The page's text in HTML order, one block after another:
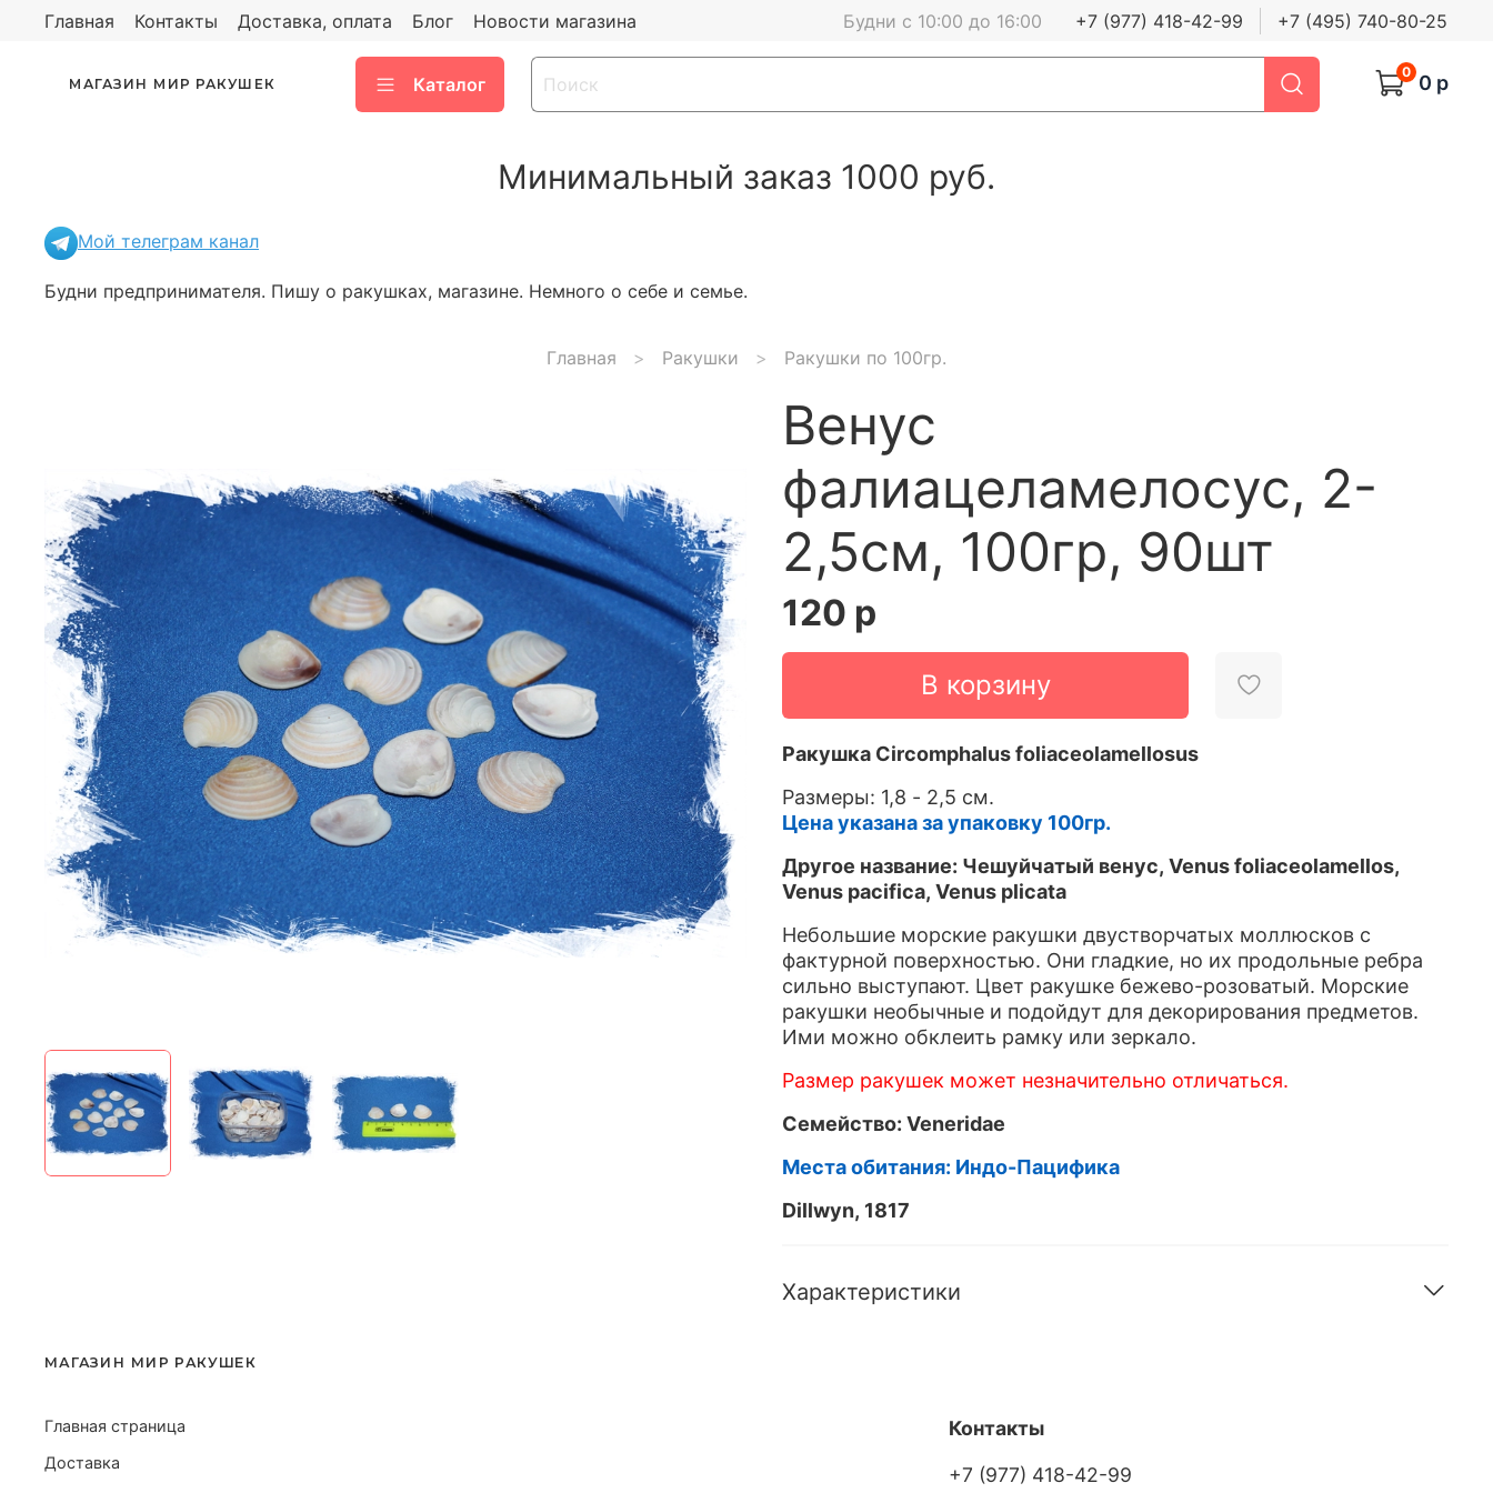
Главная Контакты Доставка, оплата Блог Новости магазина Будни с 10:00 до 16:00 +7 (977) 418-42-99 +7 (495) 740-80-25
МАГАЗИН МИР РАКУШЕК Каталог
0 0 р
Минимальный заказ 1000 руб.
Мой телеграм канал
Будни предпринимателя. Пишу о ракушках, магазине. Немного о себе и семье.
Главная Ракушки Ракушки по 100гр.
Венус
фалиацеламелосус, 2-
2,5см, 100гр, 90шт
120 р
В корзину
Ракушка Circomphalus foliaceolamellosus
Размеры: 1,8 - 2,5 см.
Цена указана за упаковку 100гр.
Другое название: Чешуйчатый венус, Venus foliaceolamellos,
Venus pacifica, Venus plicata
Небольшие морские ракушки двустворчатых моллюсков с
фактурной поверхностью. Они гладкие, но их продольные ребра
сильно выступают. Цвет ракушке бежево-розоватый. Морские
ракушки необычные и подойдут для декорирования предметов.
Ими можно обклеить рамку или зеркало.
Размер ракушек может незначительно отличаться.
Семейство: Veneridae
Места обитания: Индо-Пацифика
Dillwyn, 1817
Характеристики
МАГАЗИН МИР РАКУШЕК
Главная страница
Доставка
Контакты
+7 (977) 418-42-99